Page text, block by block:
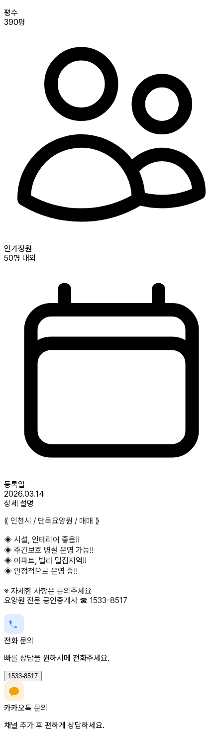
평수
390평
인가정원
50명 내외
등록일
2026.03.14
상세 설명
⟪ 인천시 / 단독요양원 / 매매 ⟫
◈ 시설, 인테리어 좋음!!
◈ 주간보호 병설 운영 가능!!
◈ 아파트, 빌라 밀집지역!!
◈ 안정적으로 운영 중!!
※ 자세한 사항은 문의주세요
요양원 전문 공인중개사 ☎ 1533-8517
전화 문의
빠를 상담을 원하시메 전화주세요.
1533-8517
카카오톡 문의
채널 추가 후 편하게 상담하세요.